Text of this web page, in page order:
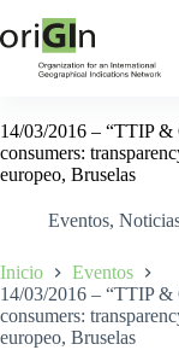
14/03/2016 – “TTIP
consumers:
europeo, Bruselas
Eventos,
Inicio
Eventos
14/03/2016 – “TTIP
consumers:
europeo, Bruselas